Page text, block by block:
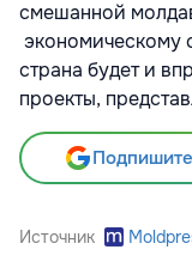
смешанной
экономическому
страна будет и
проекты,
Источник